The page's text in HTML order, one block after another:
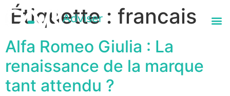
contenu
principal
Étiquette : francais
Alfa Romeo Giulia : La
renaissance de la marque
tant attendu ?